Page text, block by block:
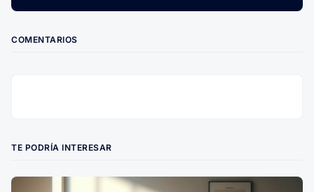
COMENTARIOS
TE PODRÍA INTERESAR